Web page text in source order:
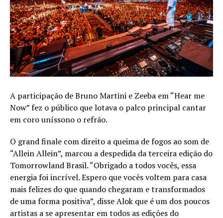
A participação de Bruno Martini e Zeeba em “Hear me
Now” fez o público que lotava o palco principal cantar
em coro uníssono o refrão.
O grand finale com direito a queima de fogos ao som de
“Allein Allein”, marcou a despedida da terceira edição do
Tomorrowland Brasil. “Obrigado a todos vocês, essa
energia foi incrível. Espero que vocês voltem para casa
mais felizes do que quando chegaram e transformados
de uma forma positiva”, disse Alok que é um dos poucos
artistas a se apresentar em todos as edições do